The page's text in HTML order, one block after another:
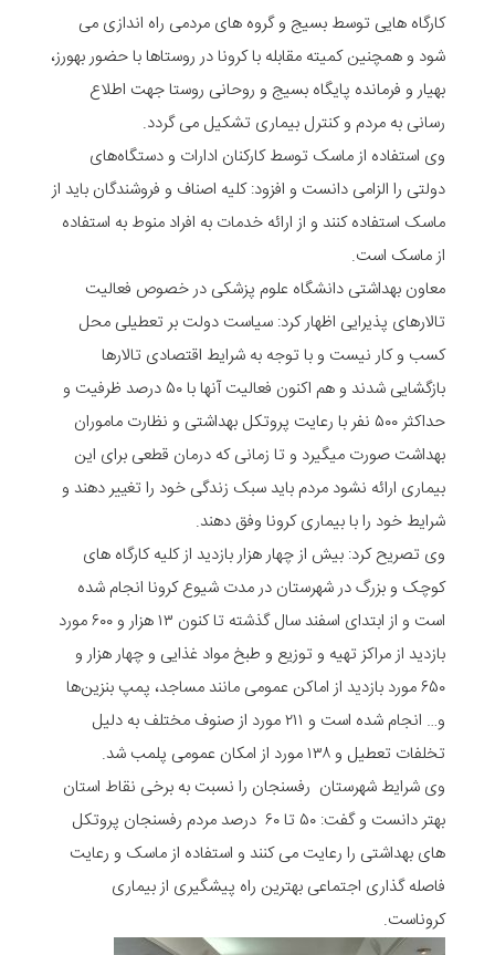
کارگاه هایی توسط بسیج و گروه های مردمی راه اندازی می
شود و همچنین کمیته مقابله با کرونا در روستاها با حضور بهورز،
بهیار و فرمانده پایگاه بسیج و روحانی روستا جهت اطلاع
رسانی به مردم و کنترل بیماری تشکیل می گردد.
وی استفاده از ماسک توسط کارکنان ادارات و دستگاه‌های
دولتی را الزامی دانست و افزود: کلیه اصناف و فروشندگان باید از
ماسک استفاده کنند و از ارائه خدمات به افراد منوط به استفاده
از ماسک است.
معاون بهداشتی دانشگاه علوم پزشکی در خصوص فعالیت
تالارهای پذیرایی اظهار کرد: سیاست دولت بر تعطیلی محل
کسب و کار نیست و با توجه به شرایط اقتصادی تالارها
بازگشایی شدند و هم اکنون فعالیت آنها با ۵۰ درصد ظرفیت و
حداکثر ۵۰۰ نفر با رعایت پروتکل بهداشتی و نظارت ماموران
بهداشت صورت میگیرد و تا زمانی که درمان قطعی برای این
بیماری ارائه نشود مردم باید سبک زندگی خود را تغییر دهند و
شرایط خود را با بیماری کرونا وفق دهند.
وی تصریح کرد: بیش از چهار هزار بازدید از کلیه کارگاه های
کوچک و بزرگ در شهرستان در مدت شیوع کرونا انجام شده
است و از ابتدای اسفند سال گذشته تا کنون ۱۳ هزار و ۶۰۰ مورد
بازدید از مراکز تهیه و توزیع و طبخ مواد غذایی و چهار هزار و
۶۵۰ مورد بازدید از اماکن عمومی مانند مساجد، پمپ بنزین‌ها
و… انجام شده است و ۲۱۱ مورد از صنوف مختلف به دلیل
تخلفات تعطیل و ۱۳۸ مورد از امکان عمومی پلمب شد.
وی شرایط شهرستان رفسنجان را نسبت به برخی نقاط استان
بهتر دانست و گفت: ۵۰ تا ۶۰ درصد مردم رفسنجان پروتکل
های بهداشتی را رعایت می کنند و استفاده از ماسک و رعایت
فاصله گذاری اجتماعی بهترین راه پیشگیری از بیماری
کروناست.